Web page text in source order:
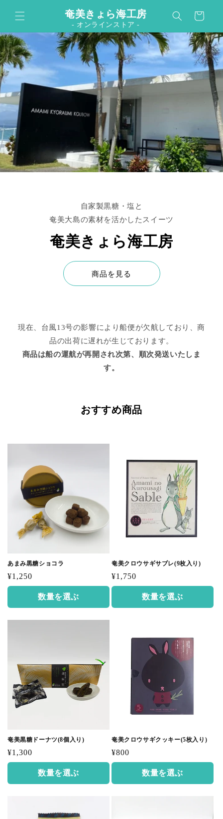
コンテンツに進む奄美きょら海工房
- オンラインストア -
ー
自家製黒糖・塩と
奄美大島の素材を活かしたスイーツ
奄美きょら海工房
商品を見る
現在、台風13号の影響により船便が欠航しており、商
品の出荷に遅れが生じております。
商品は船の運航が再開され次第、順次発送いたしま
す。
おすすめ商品
あまみ黒糖ショコラ
通
常
格
¥1,250
数量を選ぶ
奄美クロウサギサブレ(9枚入り)
通
常
格
¥1,750
数量を選ぶ
奄美黒糖ドーナツ(8個入り)
通
常
格
¥1,300
数量を選ぶ
奄美クロウサギクッキー(5枚入り)
通
常
格
¥800
数量を選ぶ